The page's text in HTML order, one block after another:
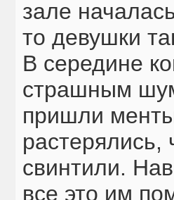
зале
то девушки
В середине
страшным
пришли
растерялись,
свинтили.
все это им